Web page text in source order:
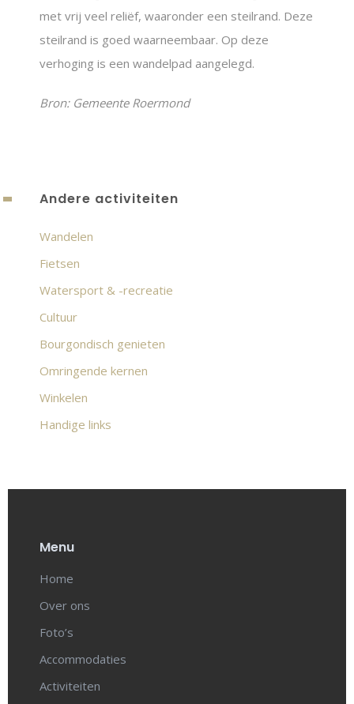
met vrij veel reliëf, waaronder een steilrand. Deze
steilrand is goed waarneembaar. Op deze
verhoging is een wandelpad aangelegd.
Bron: Gemeente Roermond
Andere activiteiten
Wandelen
Fietsen
Watersport & -recreatie
Cultuur
Bourgondisch genieten
Omringende kernen
Winkelen
Handige links
Menu
Home
Over ons
Foto’s
Accommodaties
Activiteiten